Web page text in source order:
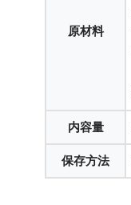
原材料
内容量
保存方法